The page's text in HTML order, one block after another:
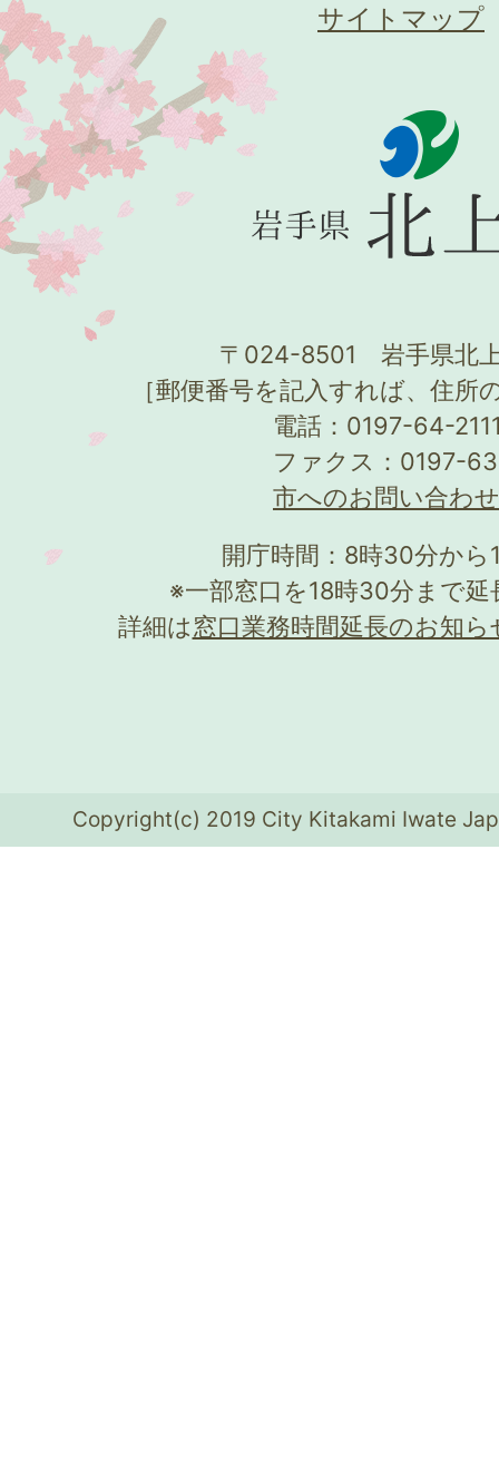
サイトマップ
〒024-8501 岩手県北
［郵便番号を記入すれば、住所
電話：0197-64-
ファクス：0197-
市へのお問い合わ
開庁時間：8時30分か
※一部窓口を18時30分まで
詳細は窓口業務時間延長のお知ら
Copyright(c) 2019 City Kitakami Iwate